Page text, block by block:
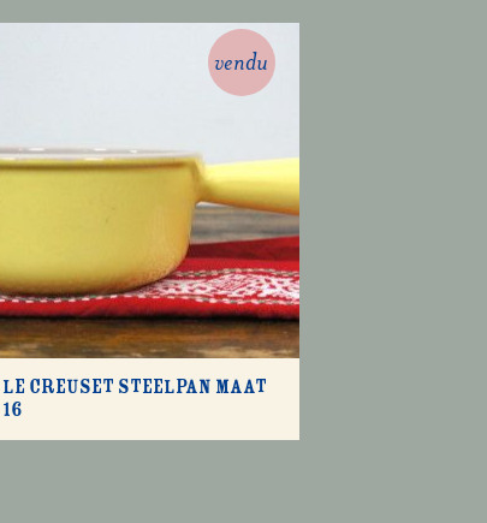
Le Creuset steelpan maat
16
vendu